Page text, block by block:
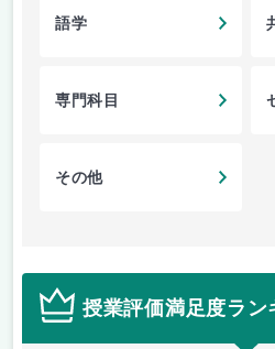
語学
専門科目
その他
授業評価満足度ラン